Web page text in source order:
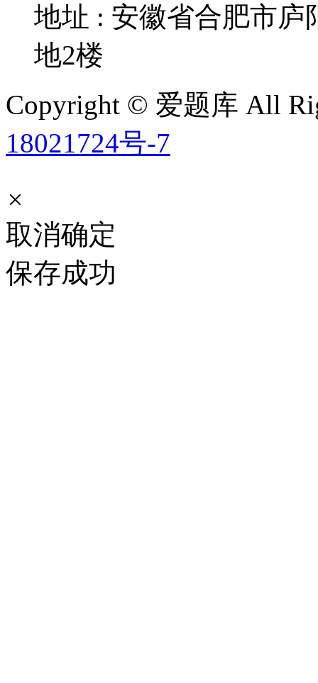
地址 : 安徽省合肥市
地2楼
Copyright © 爱题库 All
18021724号-7
×
取消确定
保存成功